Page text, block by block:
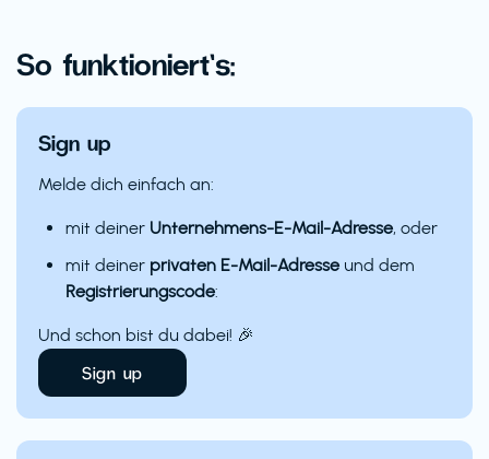
So funktioniert’s:
Sign up
Melde dich einfach an:
mit deiner Unternehmens-E-Mail-Adresse, oder
mit deiner privaten E-Mail-Adresse und dem
Registrierungscode:
Und schon bist du dabei! 🎉
Sign up